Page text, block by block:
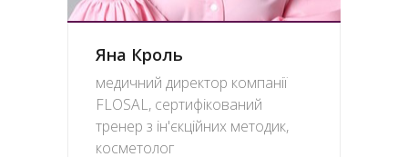
Яна Кроль
медичний директор компанії
FLOSAL, сертифікований
тренер з ін'єкційних методик,
косметолог